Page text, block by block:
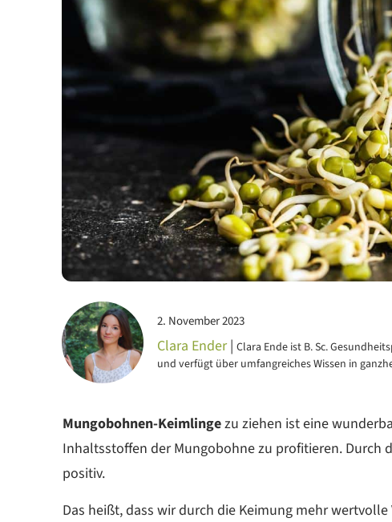
2. November 2023
Clara Ender| Clara Ende ist B. Sc.
und verfügt über umfangreiches Wissen in
Mungobohnen-Keimlingezu ziehen ist eine
Inhaltsstoffen der Mungobohne zu profitieren. Durch
positiv.
Das heißt, dass wir durch die Keimung mehr